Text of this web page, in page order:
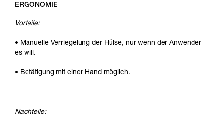
ERGONOMIE
Vorteile:
• Manuelle Verriegelung der Hülse, nur wenn der Anwender
es will.
• Betätigung mit einer Hand möglich.
Nachteile: